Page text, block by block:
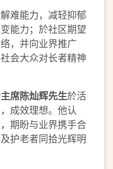
难能力，减轻抑郁
能力；於社区期望
，并向业界推广
会大众对长者精神
席陈灿辉先生於活
成效理想。他认
期盼与业界携手合
护老者同拾光辉明